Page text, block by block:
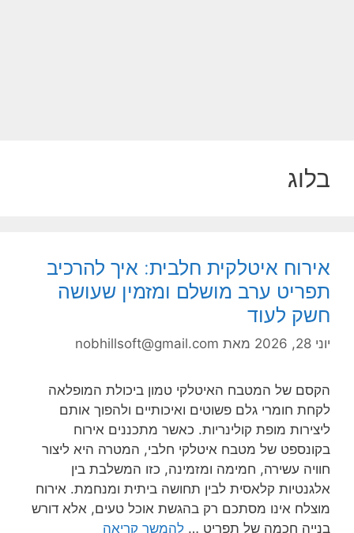
בלוג
אירוח איטלקית חלבית: איך להרכיב
תפריט ערב מושלם ומזמין שעושה
חשק לעוד
יוני 28, 2026 מאת nobhillsoft@gmail.com
הקסם של המטבח האיטלקי טמון ביכולת המופלאה
לקחת חומרי גלם פשוטים ואיכותיים ולהפוך אותם
ליצירות מופת קולינריות. כאשר מתכננים אירוח
בקונספט של מטבח איטלקי חלבי, המטרה היא ליצור
חוויה עשירה, חמימה ומזמינה, כזו המשלבת בין
אלגנטיות קלאסית לבין תחושה ביתית ומנחמת. אירוח
מוצלח אינו מסתכם רק בהגשת אוכל טעים, אלא דורש
בנייה חכמה של תפריט … להמשך קריאה